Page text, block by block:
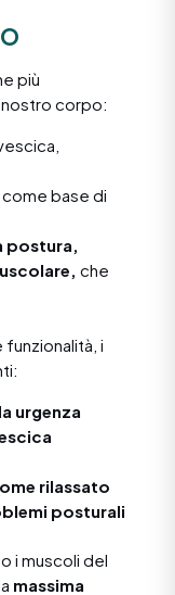
più
corpo:
come base di
postura,
che
i
urgenza
rilassato
posturali
i muscoli del
massima